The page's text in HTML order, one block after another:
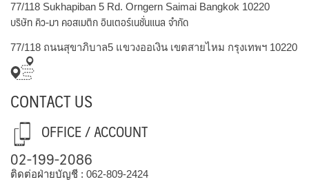
77/118 Sukhapiban 5 Rd. Orngern Saimai Bangkok 10220
บริษัท คิว-มา คอสเมติก อินเตอร์เนชั่นแนล จำกัด
77/118 ถนนสุขาภิบาล5 แขวงออเงิน เขตสายไหม กรุงเทพฯ 10220
CONTACT US
OFFICE / ACCOUNT
02-199-2086
ติดต่อฝ่ายบัญชี : 062-809-2424